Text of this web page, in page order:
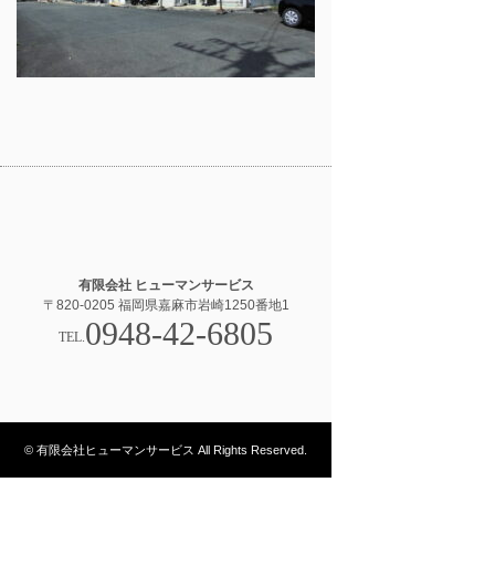
有限会社 ヒューマンサービス
〒820-0205 福岡県嘉麻市岩崎1250番地1
TEL.0948-42-6805
© 有限会社ヒューマンサービス All Rights Reserved.